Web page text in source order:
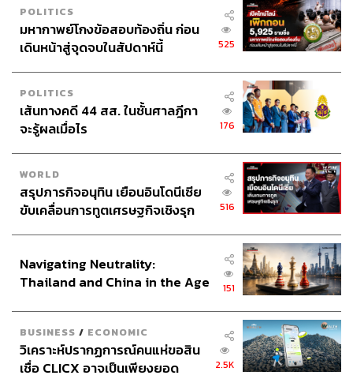
POLITICS
มหากาพย์โกงข้อสอบท้องถิ่น ก่อน
เดินหน้าสู่จุดจบในสัปดาห์นี้
525
POLITICS
เส้นทางคดี 44 สส. ในชั้นศาลฎีกา
จะรู้ผลเมื่อไร
176
WORLD
สรุปภารกิจอนุทิน เยือนอินโดนีเซีย
ขับเคลื่อนการทูตเศรษฐกิจเชิงรุก
516
Navigating Neutrality:
Thailand and China in the Age
151
BUSINESS / ECONOMIC
วิเคราะห์ปรากฏการณ์คนแห่ขอสิน
เชื่อ CLICX อาจเป็นเพียงยอด
2.5K